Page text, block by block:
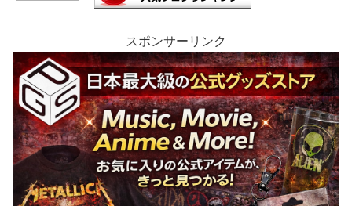
スポンサーリンク